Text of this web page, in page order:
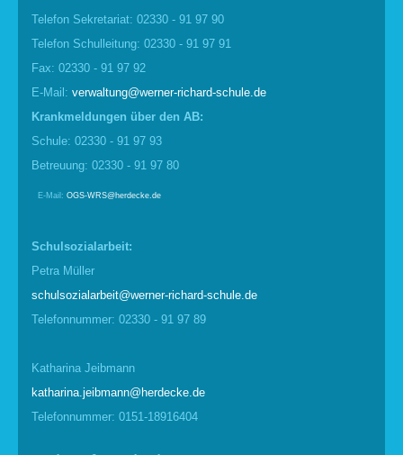
Telefon Sekretariat: 02330 - 91 97 90
Telefon Schulleitung: 02330 - 91 97 91
Fax: 02330 - 91 97 92
E-Mail: verwaltung@werner-richard-schule.de
Krankmel d ungen über den AB:
Schule: 02330 - 91 97 93
Betreuung: 02330 - 91 97 80
E-Mail: OGS-WRS@herdecke.de
Schulsozialarbeit:
Petra Müller
schulsozialarbeit@werner-richard-schule.de
Telefonnummer: 02330 - 91 97 89
Katharina Jeibmann
katharina.jeibmann@herdecke.de
Telefonnummer: 0151-18916404